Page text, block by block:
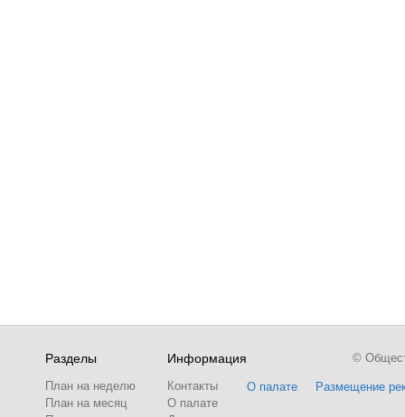
Разделы
План на неделю
План на месяц
Информация
Контакты
О палате
О палате Размещение
©